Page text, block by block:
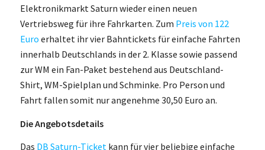
Elektronikmarkt Saturn wieder einen neuen
Vertriebsweg für ihre Fahrkarten. Zum Preis von 122
Euro erhaltet ihr vier Bahntickets für einfache Fahrten
innerhalb Deutschlands in der 2. Klasse sowie passend
zur WM ein Fan-Paket bestehend aus Deutschland-
Shirt, WM-Spielplan und Schminke. Pro Person und
Fahrt fallen somit nur angenehme 30,50 Euro an.
Die Angebotsdetails
Das DB Saturn-Ticketkann für vier beliebige einfache